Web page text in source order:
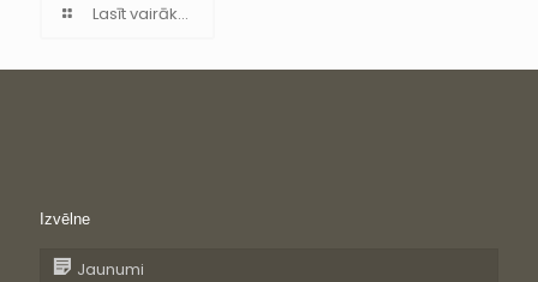
Lasīt vairāk...
Izvēlne
Jaunumi